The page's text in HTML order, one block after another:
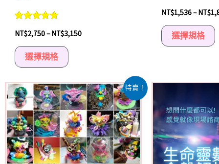
5.00
滿分 5
NT$2,750–NT$3,150
選擇規格
項
NT$1,536–NT$
選擇規格
特賣！
原
始
價
格：
NT$3,600。
目
前
價
格：
NT$1,800。
此
產
品
有
多
種
原
價
格：